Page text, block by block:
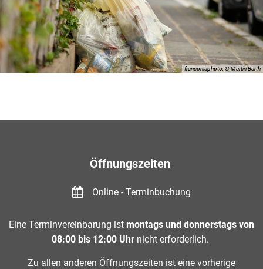
franconiaphoto, © Martin Barth
Öffnungszeiten
Online - Terminbuchung
Eine Terminvereinbarung ist montags und donnerstags von
08:00 bis 12:00 Uhr nicht erforderlich.
Zu allen anderen Öffnungszeiten ist eine vorherige